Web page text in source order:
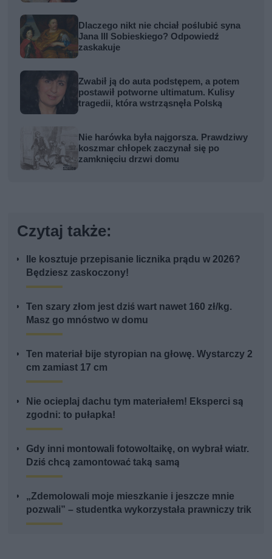
Dlaczego nikt nie chciał poślubić syna
Jana III Sobieskiego? Odpowiedź
zaskakuje
Zwabił ją do auta podstępem, a potem
postawił potworne ultimatum. Kulisy
tragedii, która wstrząsnęła Polską
Nie harówka była najgorsza. Prawdziwy
koszmar chłopek zaczynał się po
zamknięciu drzwi domu
Czytaj także:
Ile kosztuje przepisanie licznika prądu w 2026?
Będziesz zaskoczony!
Ten szary złom jest dziś wart nawet 160 zł/kg.
Masz go mnóstwo w domu
Ten materiał bije styropian na głowę. Wystarczy 2
cm zamiast 17 cm
Nie ocieplaj dachu tym materiałem! Eksperci są
zgodni: to pułapka!
Gdy inni montowali fotowoltaikę, on wybrał wiatr.
Dziś chcą zamontować taką samą
„Zdemolowali moje mieszkanie i jeszcze mnie
pozwali” – studentka wykorzystała prawniczy trik